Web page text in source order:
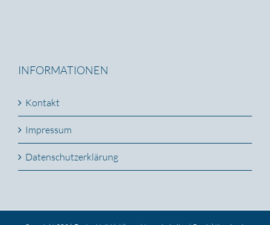
INFORMATIONEN
Kontakt
Impressum
Datenschutzerklärung